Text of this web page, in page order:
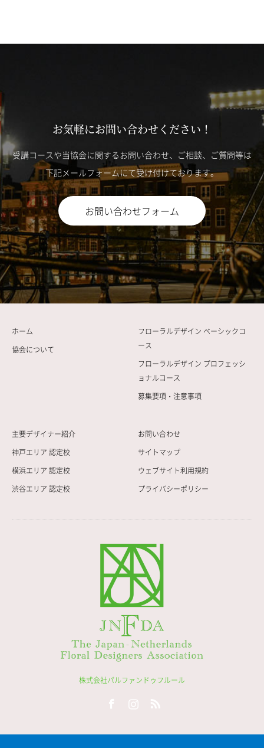
お気軽にお問い合わせください！
受講コースや当協会に関するお問い合わせ、ご相談、ご質問等は
下記メールフォームにて受け付けております。
お問い合わせフォーム
ホーム
協会について
フローラルデザイン ベーシックコ
ース
フローラルデザイン プロフェッシ
ョナルコース
募集要項・注意事項
主要デザイナー紹介
神戸エリア 認定校
横浜エリア 認定校
渋谷エリア 認定校
お問い合わせ
サイトマップ
ウェブサイト利用規約
プライバシーポリシー
株式会社パルファンドゥフルール